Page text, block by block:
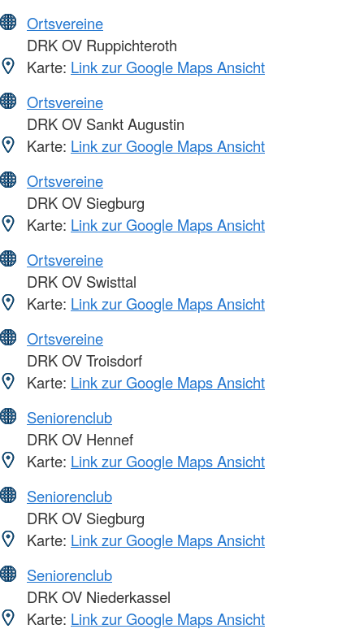
Ortsvereine
DRK OV Ruppichteroth
Karte: Link zur Google Maps Ansicht
Ortsvereine
DRK OV Sankt Augustin
Karte: Link zur Google Maps Ansicht
Ortsvereine
DRK OV Siegburg
Karte: Link zur Google Maps Ansicht
Ortsvereine
DRK OV Swisttal
Karte: Link zur Google Maps Ansicht
Ortsvereine
DRK OV Troisdorf
Karte: Link zur Google Maps Ansicht
Seniorenclub
DRK OV Hennef
Karte: Link zur Google Maps Ansicht
Seniorenclub
DRK OV Siegburg
Karte: Link zur Google Maps Ansicht
Seniorenclub
DRK OV Niederkassel
Karte: Link zur Google Maps Ansicht